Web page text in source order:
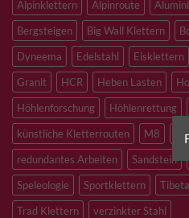
Alpinklettern
Alpinroute
Bergsteigen
Big Wall Klettern
Dyneema
Edelstahl Eisklettern
Granit
HCR Heben Lasten
Höhlenforschung
Höhlenrettung
künstliche Kletterrouten
M8
redundantes Arbeiten
Sandstein
Speleologie
Sportklettern
Trad Klettern
verzinkter Stahl